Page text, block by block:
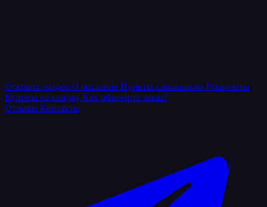
Открыть раздел О магазине Пункты самовывоза Реквизиты
Купоны на скидку Как оформить заказ?
Отзывы Контакты